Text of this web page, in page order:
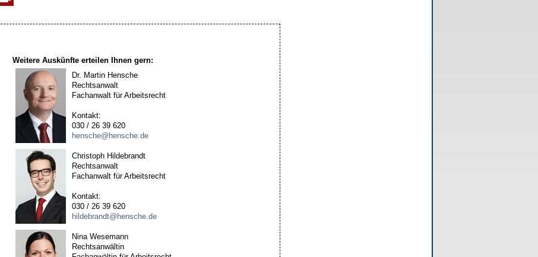
Weitere Auskünfte erteilen Ihnen gern:
Dr. Martin Hensche
Rechtsanwalt
Fachanwalt für Arbeitsrecht
Kontakt:
030 / 26 39 620
hensche@hensche.de
Christoph Hildebrandt
Rechtsanwalt
Fachanwalt für Arbeitsrecht
Kontakt:
030 / 26 39 620
hildebrandt@hensche.de
Nina Wesemann
Rechtsanwältin